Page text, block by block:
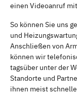
einen Videoanruf
So können Sie uns
und
Anschließen von
können wir
tagsüber unter der
Standorte und
ihnen meist